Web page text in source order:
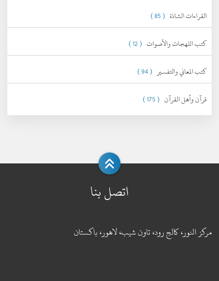
القراءات الشاذة ( 85 )
كتب اللهجات والأصوات ( 12 )
كتب المعاني والتفسير ( 94 )
قرآن وأهل القرآن ( 175 )
اتصل بنا
مركز النور، كالج رود، تاون شيب، لاهور، باكستان